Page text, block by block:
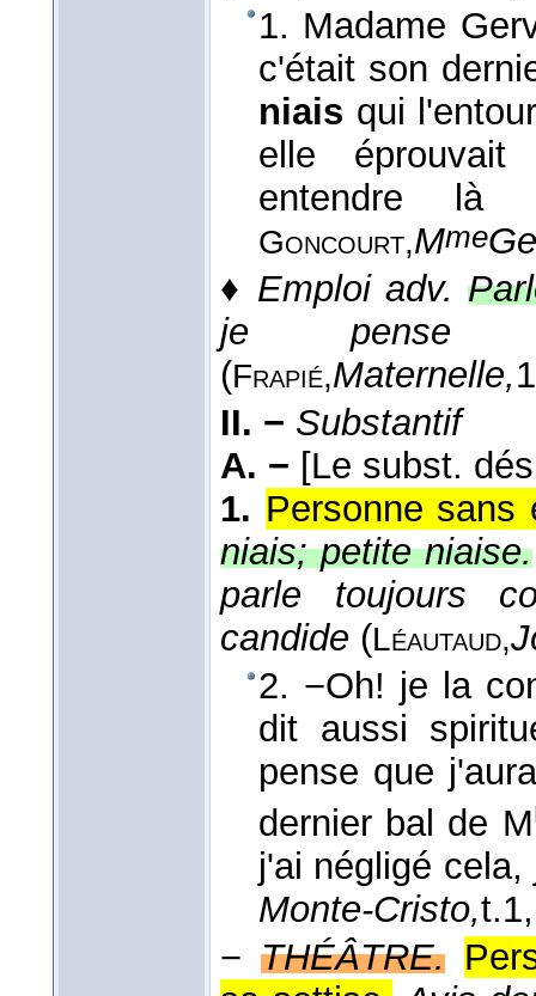
1. Madame
c'était son
niais qui
elle
entendre là
Goncourt,Mme
♦ Emploi adv.
je pense
(Frapié,Maternelle,
II. − Substantif
A. − [Le subst.
1. Personne sans
niais; petite niaise.
parle toujours
candide (Léautaud,
2. −Oh! je la
dit aussi
pense que
dernier bal de M
j'ai négligé
Monte-Cristo,t.1
− THÉÂTRE.